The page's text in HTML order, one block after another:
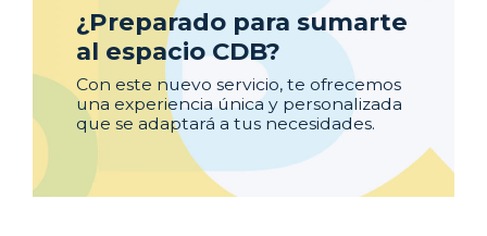
¿Preparado para sumarte
al espacio CDB?
Con este nuevo servicio, te ofrecemos
una experiencia única y personalizada
que se adaptará a tus necesidades.